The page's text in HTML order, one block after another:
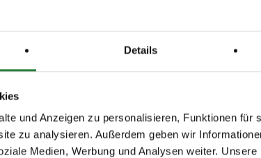
Details
und Anzeigen zu personalisieren, Funktionen für
zu analysieren. Außerdem geben wir
Medien, Werbung und Analysen weiter.
online.de und equiscore zu findenden
auf dem Turnier sind zwingend einzuhalten. Zuwiderhandlungen
Bußgeldern geahndet werden. Die Nichtbeachtung der
einen Verstoß gem. LPO §920,2.k. dar und kann mit einer
geben. Infos dazu auf der Homepage
Bedingungen, sowie die geltenden Hygiene- und
sind bei den Teilnehmer-Informationen unter